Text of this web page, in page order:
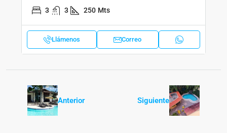
3 3 250 Mts
Llámenos Correo
Anterior Siguiente